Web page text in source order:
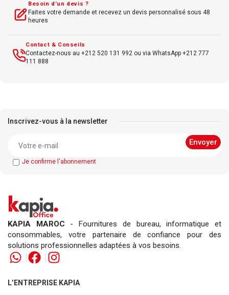
Besoin d’un devis ?
Faites votre demande et recevez un devis personnalisé sous 48
heures
Contact & Conseils
Contactez-nous au +212 520 131 992 ou via WhatsApp +212 777
111 888
Inscrivez-vous à la newsletter
Je confirme l'abonnement
KAPIA MAROC - Fournitures de bureau, informatique et
consommables, votre partenaire de confiance pour des
solutions professionnelles adaptées à vos besoins.
L’ENTREPRISE KAPIA